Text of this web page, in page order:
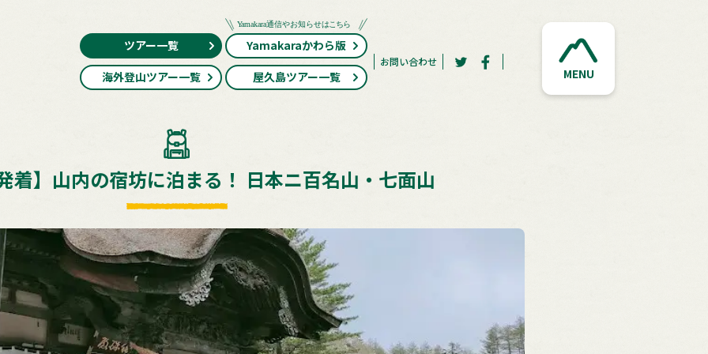
ツアー一覧
Yamakaraかわら版
海外登山ツアー一覧
屋久島ツアー一覧
お問い合わせ
MENU
着】山内の宿坊に泊まる！ 日本ニ百名山・七面山